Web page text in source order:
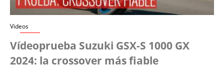
Videos
Vídeoprueba Suzuki GSX-S 1000 GX
2024: la crossover más fiable